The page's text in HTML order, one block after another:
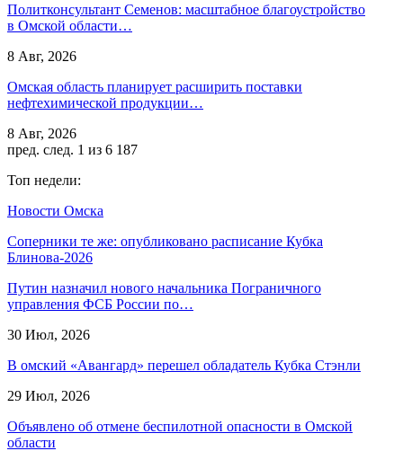
Политконсультант Семенов: масштабное благоустройство
в Омской области…
8 Авг, 2026
Омская область планирует расширить поставки
нефтехимической продукции…
8 Авг, 2026
пред. след. 1 из 6 187
Топ недели:
Новости Омска
Соперники те же: опубликовано расписание Кубка
Блинова-2026
Путин назначил нового начальника Пограничного
управления ФСБ России по…
30 Июл, 2026
В омский «Авангард» перешел обладатель Кубка Стэнли
29 Июл, 2026
Объявлено об отмене беспилотной опасности в Омской
области